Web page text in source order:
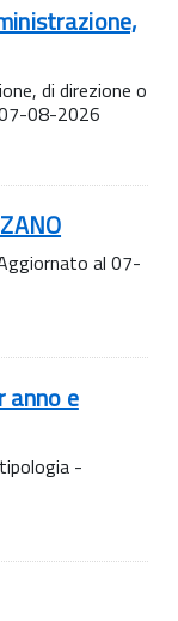
di direzione o
08-2026
al 07-
anno e
-